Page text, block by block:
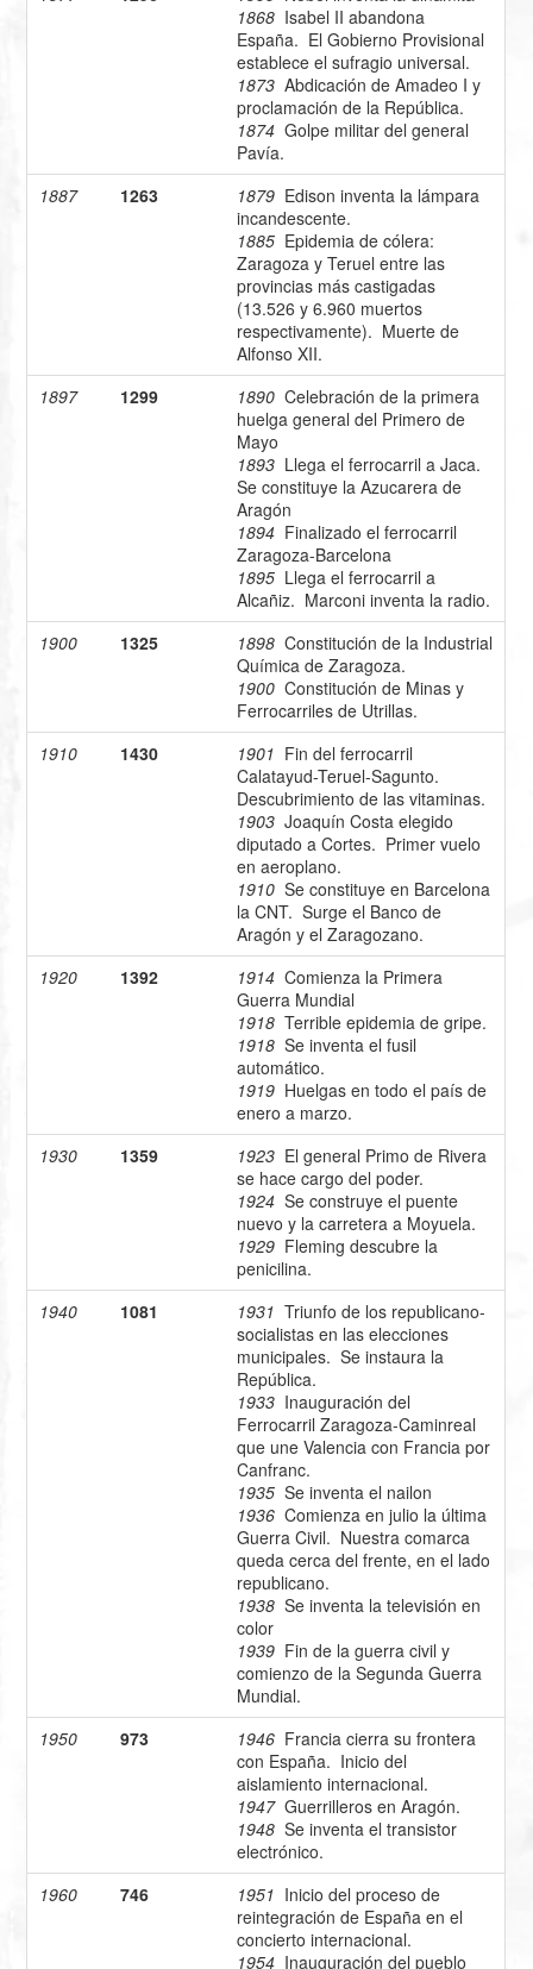
1868 Isabel II abandona
España. El Gobierno Provisional
establece el sufragio universal.
1873 Abdicación de Amadeo I y
proclamación de la República.
1874 Golpe militar del general
Pavía.
1887
1263 1879 Edison inventa la lámpara
incandescente.
1885 Epidemia de cólera:
Zaragoza y Teruel entre las
provincias más castigadas
(13.526 y 6.960 muertos
respectivamente). Muerte de
Alfonso XII.
1897
1299 1890 Celebración de la primera
huelga general del Primero de
Mayo
1893 Llega el ferrocarril a Jaca.
Se constituye la Azucarera de
Aragón
1894 Finalizado el ferrocarril
Zaragoza-Barcelona
1895 Llega el ferrocarril a
Alcañiz. Marconi inventa la radio.
1900
1325 1898Constitución de la Industrial
Química de Zaragoza.
1900 Constitución de Minas y
Ferrocarriles de Utrillas.
1910
1430 1901 Fin del ferrocarril
Calatayud-Teruel-Sagunto.
Descubrimiento de las vitaminas.
1903 Joaquín Costa elegido
diputado a Cortes. Primer vuelo
en aeroplano.
1910 Se constituye en Barcelona
la CNT. Surge el Banco de
Aragón y el Zaragozano.
1920
1392 1914Comienza la Primera
Guerra Mundial
1918 Terrible epidemia de gripe.
1918 Se inventa el fusil
automático.
1919 Huelgas en todo el país de
enero a marzo.
1930
1359 1923 El general Primo de Rivera
se hace cargo del poder.
1924 Se construye el puente
nuevo y la carretera a Moyuela.
1929 Fleming descubre la
penicilina.
1940
1081 1931Triunfo de los republicano-
socialistas en las elecciones
municipales. Se instaura la
República.
1933 Inauguración del
Ferrocarril Zaragoza-Caminreal
que une Valencia con Francia por
Canfranc.
1935 Se inventa el nailon
1936Comienza en julio la última
Guerra Civil. Nuestra comarca
queda cerca del frente, en el lado
republicano.
1938 Se inventa la televisión en
color
1939 Fin de la guerra civil y
comienzo de la Segunda Guerra
Mundial.
1950
973 1946 Francia cierra su frontera
con España. Inicio del
aislamiento internacional.
1947Guerrilleros en Aragón.
1948 Se inventa el transistor
electrónico.
1960
746 1951 Inicio del proceso de
reintegración de España en el
concierto internacional.
1954 Inauguración del pueblo